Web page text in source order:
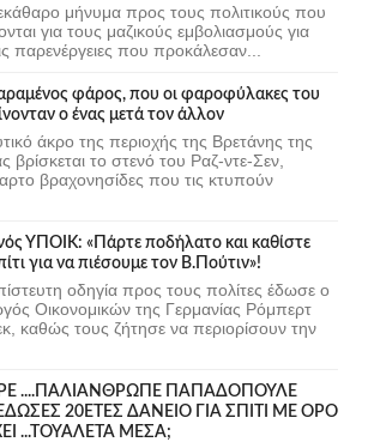
μήνυμα προς τους πολιτικούς που
για τους μαζικούς εμβολιασμούς για
παρενέργειες που προκάλεσαν...
φάρος, που οι φαροφύλακες του
ο ένας μετά τον άλλον
άκρο της περιοχής της Βρετάνης της
βρίσκεται το στενό του Ραζ-ντε-Σεν,
βραχονησίδες που τις κτυπούν
ΥΠΟΙΚ: «Πάρτε ποδήλατο και καθίστε
για να πιέσουμε τον Β.Πούτιν»!
οδηγία προς τους πολίτες έδωσε ο
Οικονομικών της Γερμανίας Ρόμπερτ
καθώς τους ζήτησε να περιορίσουν την
ΡΕ ....ΠΑΛΙΑΝΘΡΩΠΕ ΠΑΠΑΔΟΠΟΥΛΕ
20ΕΤΕΣ ΔΑΝΕΙΟ ΓΙΑ ΣΠΙΤΙ ΜΕ ΟΡΟ
...ΤΟΥΑΛΕΤΑ ΜΕΣΑ;